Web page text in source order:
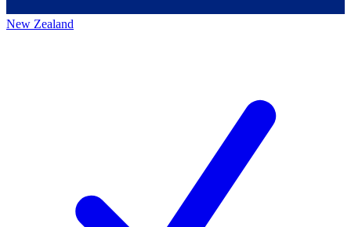
New Zealand